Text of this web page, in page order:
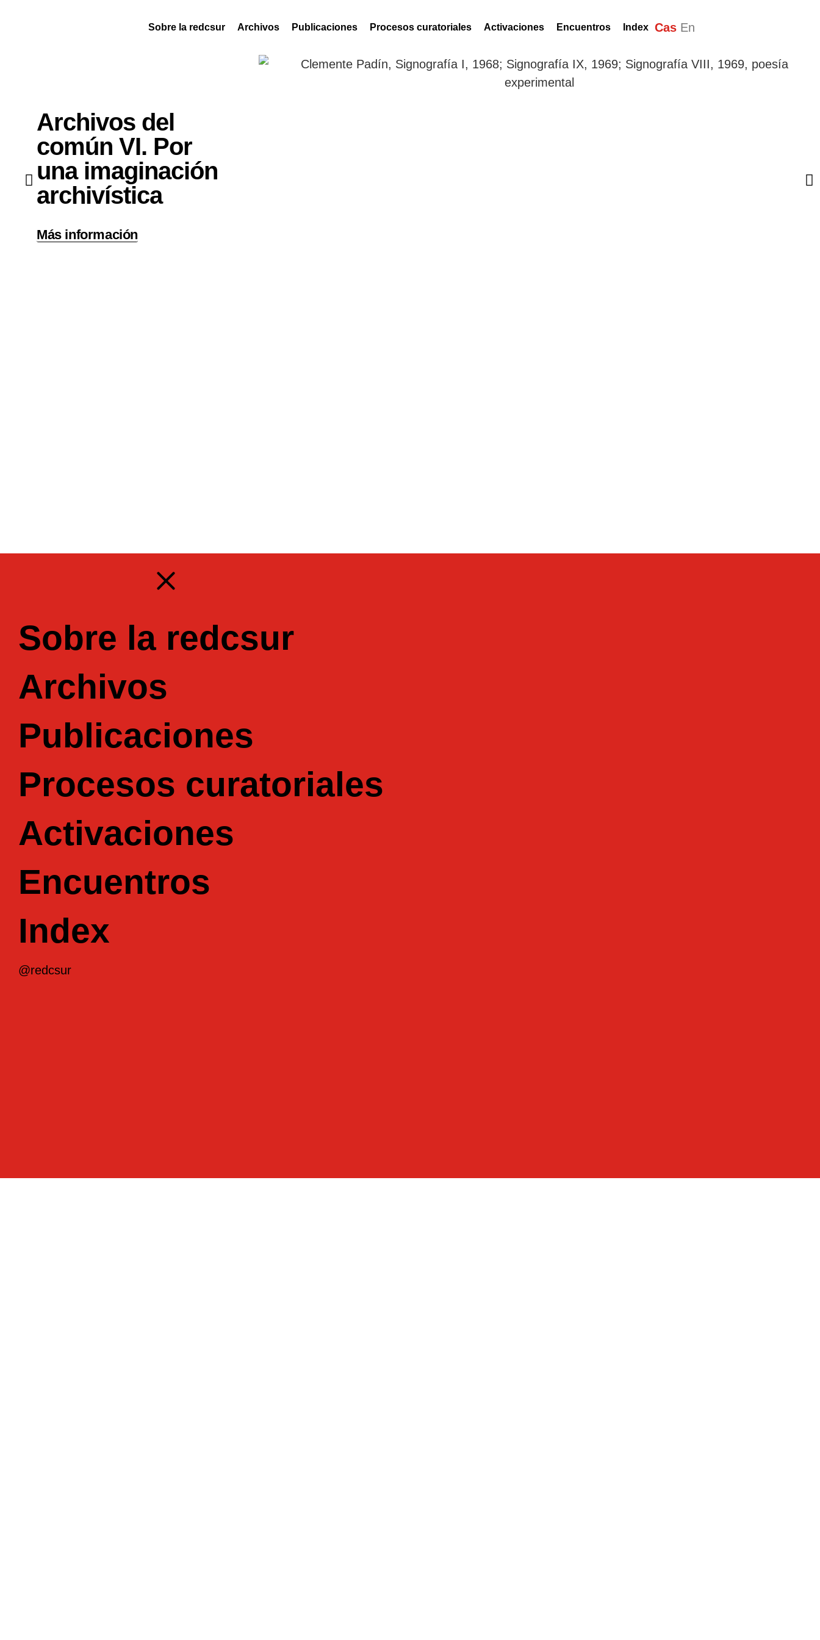
Sobre la redcsur Archivos Publicaciones Procesos curatoriales Activaciones Encuentros Index Cas En
Archivos del
común VI. Por
una imaginación
archivística
Más información
Sobre la redcsur
Archivos
Publicaciones
Procesos curatoriales
Activaciones
Encuentros
Index
@redcsur